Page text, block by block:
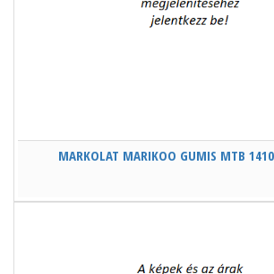
MARKOLAT MARIKOO GUMIS MTB